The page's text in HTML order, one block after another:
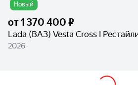
Новый
от1 370 400 ₽
Lada (ВАЗ) Vesta Cross I
2026